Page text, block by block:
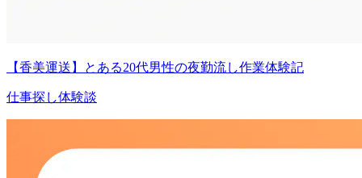
【香美運送】とある20代男性の夜勤流し作業体験記
仕事探し体験談